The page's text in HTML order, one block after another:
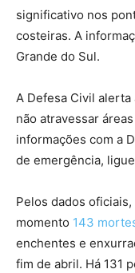
significativo nos
costeiras. A
Grande do Sul.
A Defesa Civil alerta
não atravessar
informações com a
de emergência,
Pelos dados
momento 143
enchentes e
fim de abril. Há 131